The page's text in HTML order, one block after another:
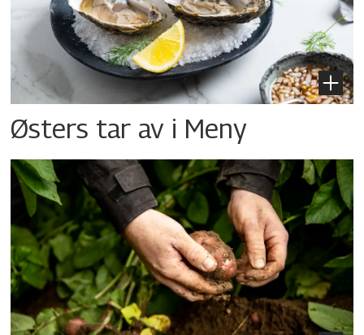
Østers tar av i Meny